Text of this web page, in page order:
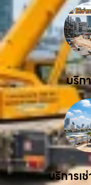
บริก
บริการเ